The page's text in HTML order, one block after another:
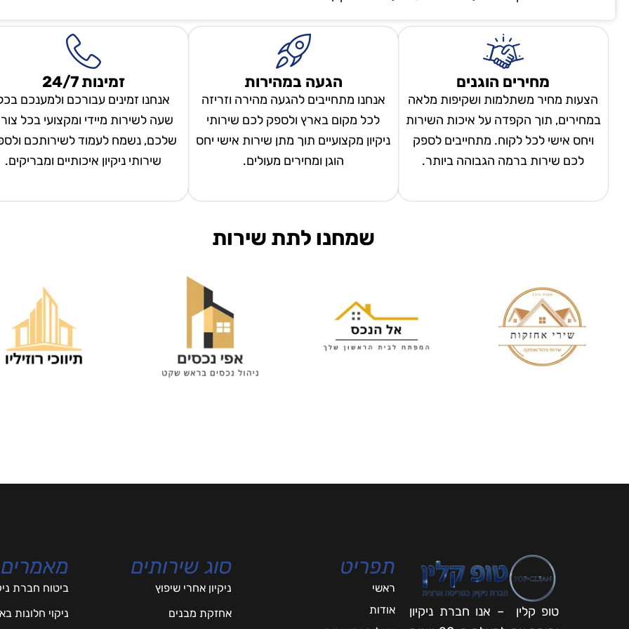
מחירים הוגנים
הצעות מחיר משתלמות ושקיפות מלאה
במחירים, תוך הקפדה על איכות השירות
ויחס אישי לכל לקוח. מתחייבים לספק
לכם שירות ברמה הגבוהה ביותר.
הגעה במהירות
אנחנו מתחייבים להגעה מהירה וזריזה
לכל מקום בארץ ולספק לכם שירותי
ניקיון מקצועיים תוך מתן שירות אישי יחס
הוגן ומחירים מעולים.
זמינות 24/7
אנחנו זמינים עבורכם ולמענכם
שעה לשירות מיידי ומקצועי בכל
שלכם, נשמח לעמוד לשירותכם
שירותי ניקיון איכותיים ומבריקים.
שמחנו לתת שירות
טופ קלין – אנו חברת ניקיון
תפריט
ראשי
אודות
סוג שירותים
ניקיון אחרי שיפוץ
אחזקת מבנים
מאמרים
ביטוח חברת
ניקוי חלונות